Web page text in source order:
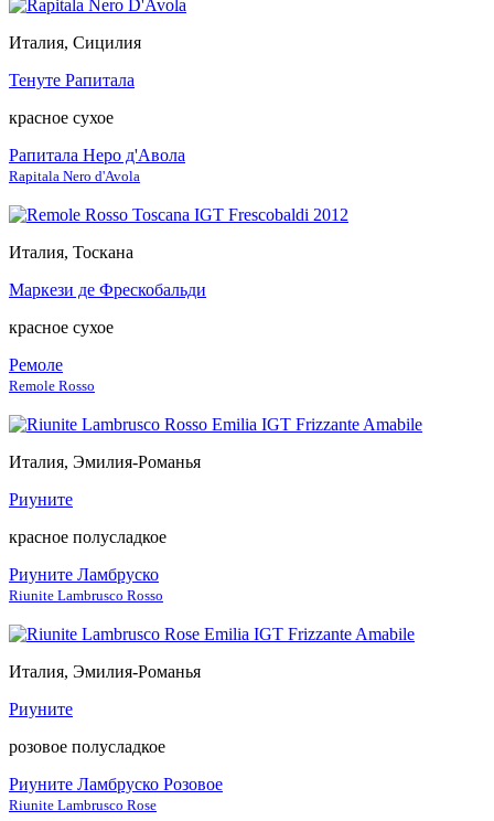
Италия, Сицилия
Тенуте Рапитала
красное сухое
Рапитала Неро д'Авола
Rapitala Nero d'Avola
Италия, Тоскана
Маркези де Фрескобальди
красное сухое
Ремоле
Remole Rosso
Италия, Эмилия-Романья
Риуните
красное полусладкое
Риуните Ламбруско
Riunite Lambrusco Rosso
Италия, Эмилия-Романья
Риуните
розовое полусладкое
Риуните Ламбруско Розовое
Riunite Lambrusco Rose